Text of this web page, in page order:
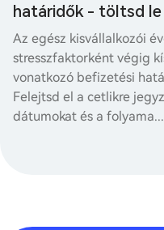
határidők - töltsd
Az egész kisvállalkozói
stresszfaktorként végig
vonatkozó befizetési
Felejtsd el a cetlikre
dátumokat és a folyama...